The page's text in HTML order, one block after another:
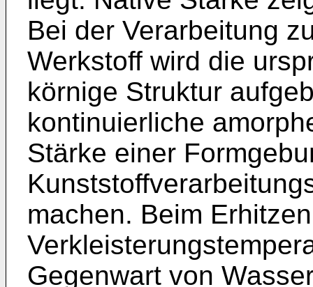
Bei der Verarbeitung
Werkstoff wird die
körnige Struktur
kontinuierliche
Stärke einer
machen. Beim
Gegenwart von